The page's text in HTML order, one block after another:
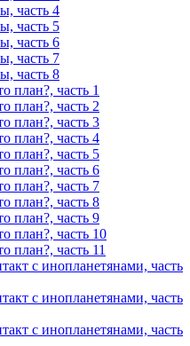
часть 4
часть 5
часть 6
часть 7
часть 8
план?, часть 1
план?, часть 2
план?, часть 3
план?, часть 4
план?, часть 5
план?, часть 6
план?, часть 7
план?, часть 8
план?, часть 9
план?, часть 10
план?, часть 11
с инопланетянами, часть
с инопланетянами, часть
с инопланетянами, часть